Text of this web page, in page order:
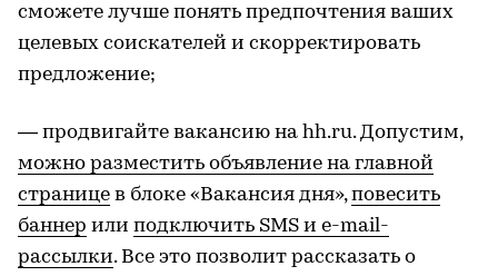
сможете лучше понять предпочтения ваших
целевых соискателей и скорректировать
предложение;
— продвигайте вакансию на hh.ru. Допустим,
можно разместить объявление на главной
странице в блоке «Вакансия дня»,повесить
баннер или подключить SMS и e-mail-
рассылки. Все это позволит рассказать о